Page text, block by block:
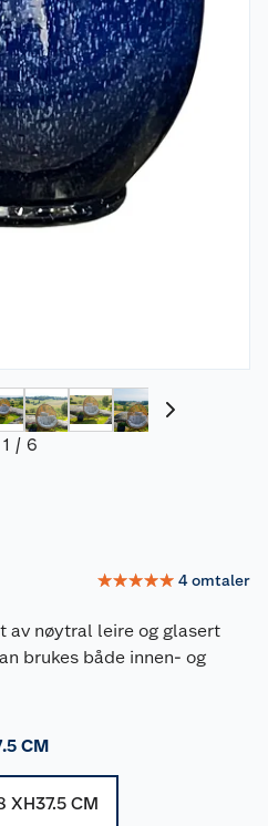
1 / 6
☆☆☆☆☆ 4omtaler
av nøytral leire og glasert
brukes både innen- og
CM
XH37.5 CM